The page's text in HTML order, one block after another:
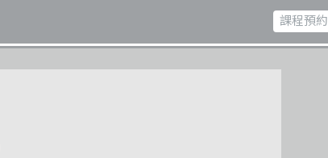
課程預約